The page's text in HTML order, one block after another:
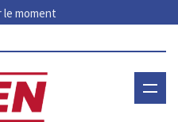
le moment